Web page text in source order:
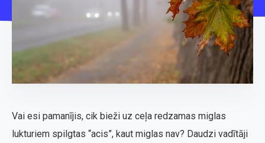
Vai esi pamanījis, cik bieži uz ceļa redzamas miglas
lukturiem spilgtas “acis”, kaut miglas nav? Daudzi vadītāji